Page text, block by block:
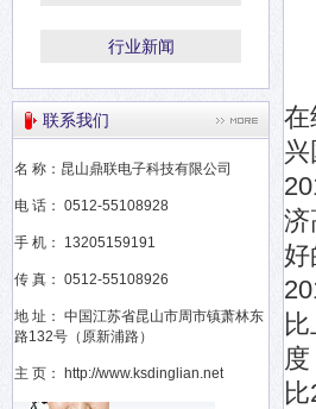
行业新闻
在
济
好
联系我们
名 称：昆山鼎联电子科技有限公司
电 话： 0512-55108928
手 机： 13205159191
传 真： 0512-55108926
地 址： 中国江苏省昆山市周市镇萧林东
路132号（原新浦路）
主 页： http://www.ksdinglian.net